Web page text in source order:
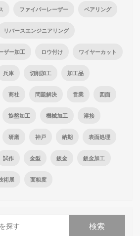
ファイバーレーザー ベアリング
リバースエンジニアリング
ザー加工 ロウ付け ワイヤーカット
兵庫 切削加工 加工品
商社 問題解決 営業 図面
旋盤加工 機械加工 溶接
研磨 神戸 納期 表面処理
試作 金型 鈑金 鈑金加工
術展 面粗度
検索